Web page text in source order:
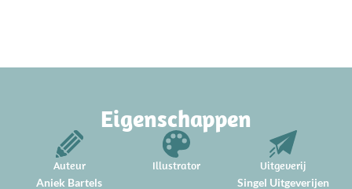
Eigenschappen
Auteur
Aniek Bartels
Illustrator Uitgeverij
Singel Uitgeverijen